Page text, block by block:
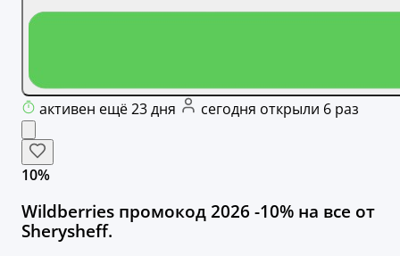
активен ещё 23 дня сегодня открыли 6 раз
10%
Wildberries промокод 2026 -10% на все от
Sherysheff.